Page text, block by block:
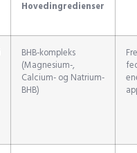
Hovedingredienser
BHB-kompleks
(Magnesium-,
Calcium- og Natrium-
BHB)